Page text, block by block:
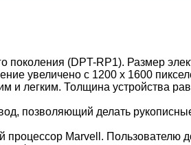
(DPT-RP1). Размер
увеличено с 1200 х 1600
и легким. Толщина устройства
позволяющий делать
Marvell. Пользователю